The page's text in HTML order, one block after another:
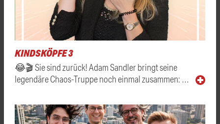
KINDSKÖPFE 3
😂🎬 Sie sind zurück! Adam Sandler bringt seine
legendäre Chaos-Truppe noch einmal zusammen: …